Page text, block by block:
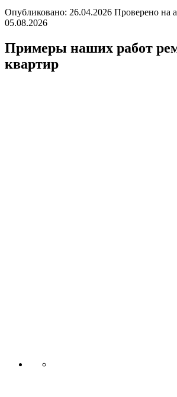
Опубликовано: 26.04.2026 Проверено на
05.08.2026
Примеры наших работ
квартир